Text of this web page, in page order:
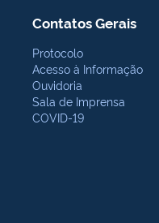
Contatos Gerais
Protocolo
Acesso à Informação
Ouvidoria
Sala de Imprensa
COVID-19